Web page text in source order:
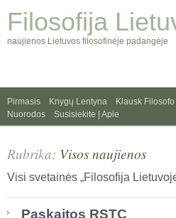
Filosofija
naujienos Lietuvos filosofinėje padangėje
Pirmasis Knygų Lentyna Klausk Filosofo
Nuorodos
Susisiekite | Apie
Rubrika: Visos naujienos
Visi svetainės „Filosofija
Paskaitos RSTC